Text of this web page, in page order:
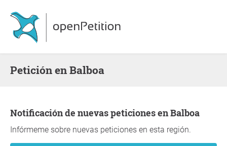
Petición en Balboa
Notificación de nuevas peticiones en Balboa
Infórmeme sobre nuevas peticiones en esta región.